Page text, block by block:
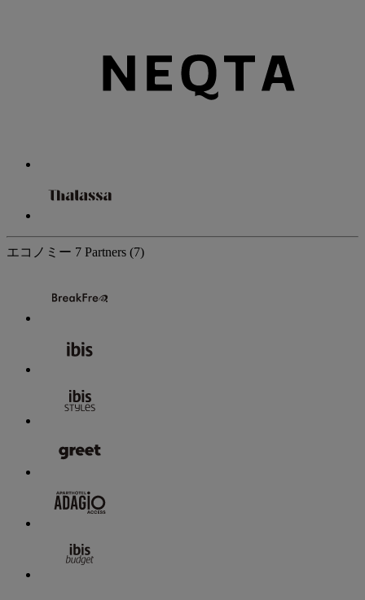
エコノミー 7 Partners (7)